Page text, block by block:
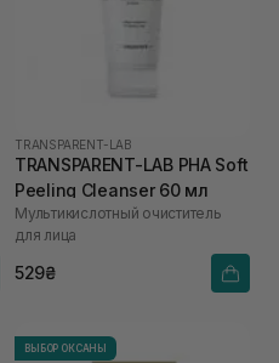
TRANSPARENT-LAB
TRANSPARENT-LAB PHA Soft
Peeling Cleanser 60 мл
Мультикислотный очиститель
для лица
529₴
ВЫБОР ОКСАНЫ